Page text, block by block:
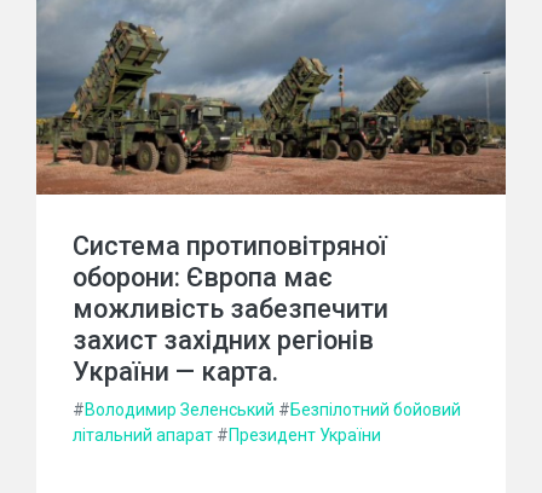
Система протиповітряної
оборони: Європа має
можливість забезпечити
захист західних регіонів
України — карта.
#Володимир Зеленський #Безпілотний бойовий
літальний апарат #Президент України